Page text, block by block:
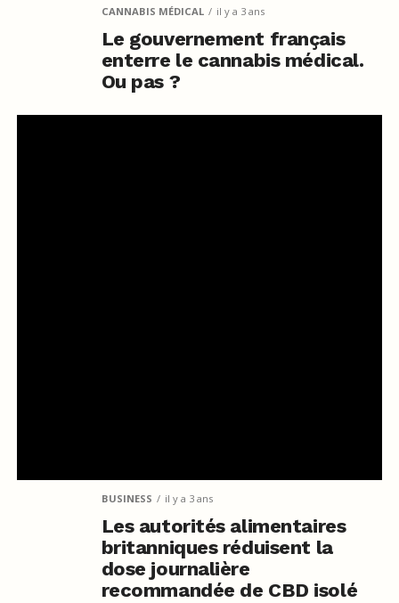
CANNABIS MÉDICAL il y a 3 ans
Le gouvernement français
enterre le cannabis médical.
Ou pas ?
BUSINESS il y a 3 ans
Les autorités alimentaires
britanniques réduisent la
dose journalière
recommandée de CBD isolé